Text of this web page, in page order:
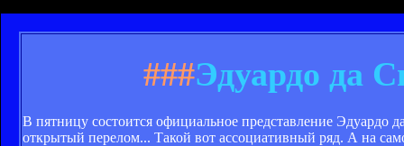
###Эдуардо да
В пятницу состоится официальное представление Эдуардо
открытый перелом... Такой вот ассоциативный ряд. А на